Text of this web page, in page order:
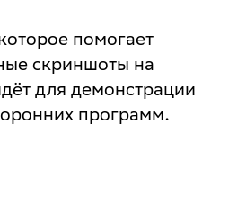
помогает
скриншоты на
для демонстрации
программ.